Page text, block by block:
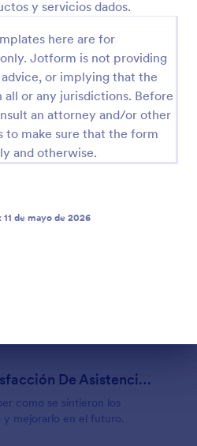
y servicios dados.
here are for
Jotform is not providing
or implying that the
or any jurisdictions. Before
an attorney and/or other
to make sure that the form
and otherwise.
11 de mayo de 2026
previa
Encuesta De Satisfacción De Asistencia A Evento
como se sintieron los
y mejorarlo en el futuro.